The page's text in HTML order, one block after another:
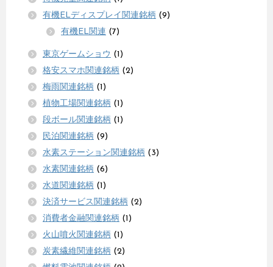
有機ELディスプレイ関連銘柄 (9)
有機EL関連 (7)
東京ゲームショウ (1)
格安スマホ関連銘柄 (2)
梅雨関連銘柄 (1)
植物工場関連銘柄 (1)
段ボール関連銘柄 (1)
民泊関連銘柄 (9)
水素ステーション関連銘柄 (3)
水素関連銘柄 (6)
水道関連銘柄 (1)
決済サービス関連銘柄 (2)
消費者金融関連銘柄 (1)
火山噴火関連銘柄 (1)
炭素繊維関連銘柄 (2)